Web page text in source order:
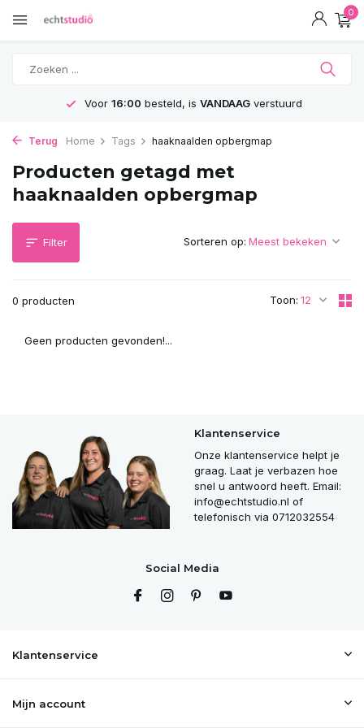
0
Voor 16:00 besteld, is VANDAAGverstuurd
Terug Home Tags haaknaalden opbergmap
Producten getagd met
haaknaalden opbergmap
Filter
0 producten Toon:
Sorteren op:
Geen producten gevonden!...
Klantenservice
Onze klantenservice helpt je
graag. Laat je verbazen hoe
snel u antwoord heeft. Email:
info@echtstudio.nl of
telefonisch via 0712032554
Social Media
Klantenservice
Mijn account